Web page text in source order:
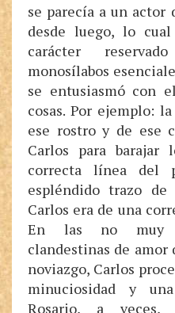
se parecía a un actor
desde luego, lo
carácter
monosílabos
se entusiasmó con
cosas. Por ejemplo:
ese rostro y de ese
Carlos para barajar
correcta línea del
espléndido trazo de
Carlos era de una
En las no muy
clandestinas de
noviazgo, Carlos
minuciosidad y
Rosario, a veces,